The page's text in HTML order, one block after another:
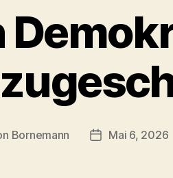
Bornemann Mai 6, 2026